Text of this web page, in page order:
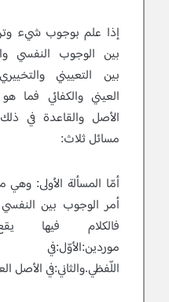
إذا علم بوجوب شيء
بين الوجوب النفسي
بين التعييني
العيني والكفائي فما
الأصل والقاعدة في
مسائل ثلاث:
أمّا المسألة الاُولى: وهي
أمر الوجوب بين
فالكلام فيها
موردين:الأوّل:في
اللّفظي.والثاني:في الأصل